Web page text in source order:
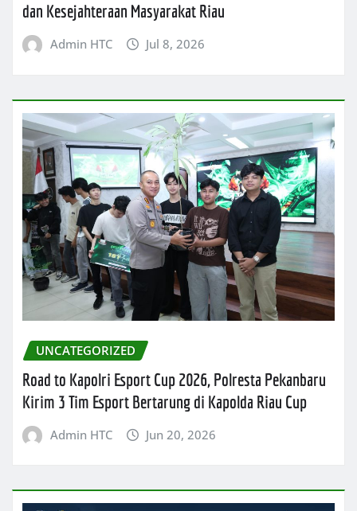
dan Kesejahteraan Masyarakat Riau
Admin HTC Jul 8, 2026
UNCATEGORIZED
Road to Kapolri Esport Cup 2026, Polresta Pekanbaru
Kirim 3 Tim Esport Bertarung di Kapolda Riau Cup
Admin HTC Jun 20, 2026